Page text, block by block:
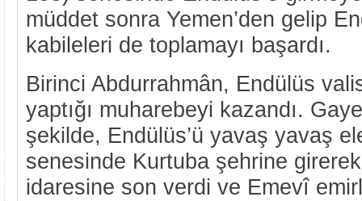
müddet sonra Yemen’den gelip
kabileleri de toplamayı başardı.
Birinci Abdurrahmân, Endülüs
yaptığı muharebeyi kazandı.
şekilde, Endülüs’ü yavaş yavaş
senesinde Kurtuba şehrine
idaresine son verdi ve Emevî